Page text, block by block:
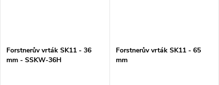
Forstnerův vrták SK11 - 36
mm - SSKW-36H
Forstnerův vrták SK11 - 65
mm